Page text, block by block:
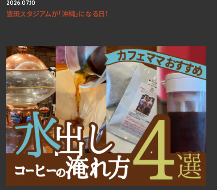
2026.07.10
豊田スタジアムが「沖縄」になる日！